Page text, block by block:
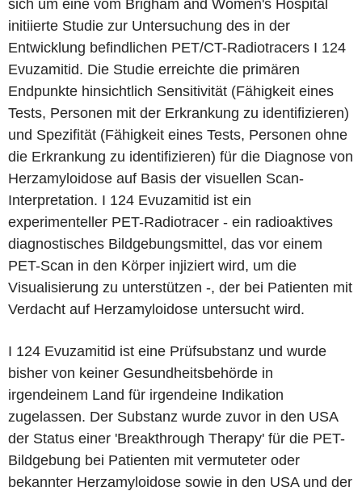
sich um eine vom Brigham and Women's Hospital
initiierte Studie zur Untersuchung des in der
Entwicklung befindlichen PET/CT-Radiotracers I 124
Evuzamitid. Die Studie erreichte die primären
Endpunkte hinsichtlich Sensitivität (Fähigkeit eines
Tests, Personen mit der Erkrankung zu identifizieren)
und Spezifität (Fähigkeit eines Tests, Personen ohne
die Erkrankung zu identifizieren) für die Diagnose von
Herzamyloidose auf Basis der visuellen Scan-
Interpretation. I 124 Evuzamitid ist ein
experimenteller PET-Radiotracer - ein radioaktives
diagnostisches Bildgebungsmittel, das vor einem
PET-Scan in den Körper injiziert wird, um die
Visualisierung zu unterstützen -, der bei Patienten mit
Verdacht auf Herzamyloidose untersucht wird.
I 124 Evuzamitid ist eine Prüfsubstanz und wurde
bisher von keiner Gesundheitsbehörde in
irgendeinem Land für irgendeine Indikation
zugelassen. Der Substanz wurde zuvor in den USA
der Status einer 'Breakthrough Therapy' für die PET-
Bildgebung bei Patienten mit vermuteter oder
bekannter Herzamyloidose sowie in den USA und der